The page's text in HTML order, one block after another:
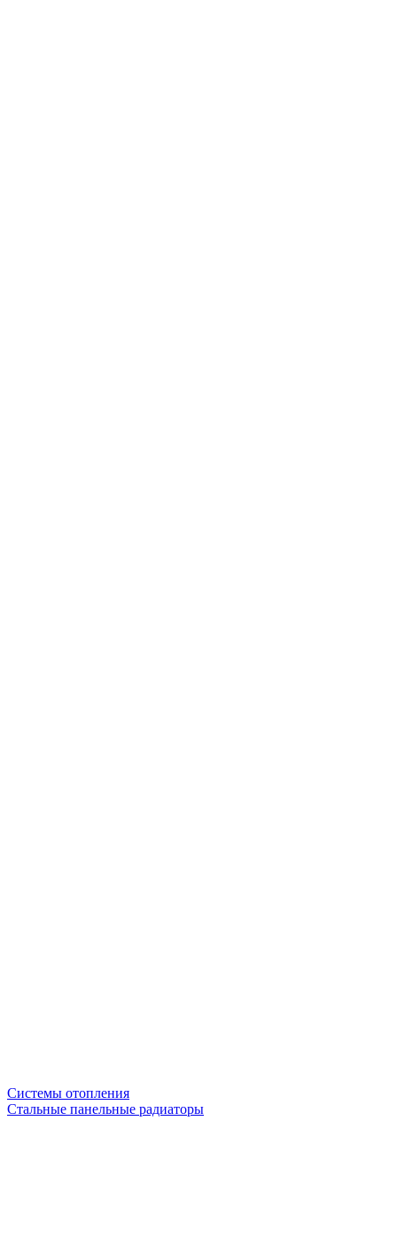
Системы отопления
Стальные панельные радиаторы